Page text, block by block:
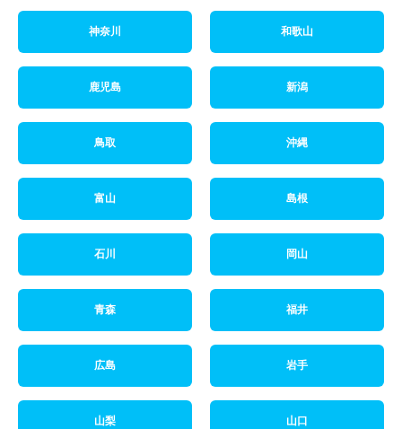
神奈川 和歌山
鹿児島 新潟
鳥取 沖縄
富山 島根
石川 岡山
青森 福井
広島 岩手
山梨 山口